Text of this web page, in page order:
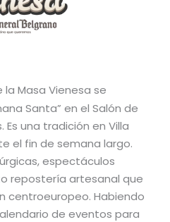
la Masa Vienesa se
Santa” en el Salón de
Es una tradición en Villa
el fin de semana largo.
espectáculos
repostería artesanal que
centroeuropeo. Habiendo
de eventos para